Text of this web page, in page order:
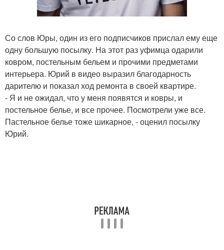
Со слов Юры, один из его подписчиков прислал ему еще
одну большую посылку. На этот раз уфимца одарили
ковром, постельным бельем и прочими предметами
интерьера. Юрий в видео выразил благодарность
дарителю и показал ход ремонта в своей квартире.
- Я и не ожидал, что у меня появятся и ковры, и
постельное белье, и все прочее. Посмотрели уже все.
Пастельное белье тоже шикарное, - оценил посылку
Юрий.